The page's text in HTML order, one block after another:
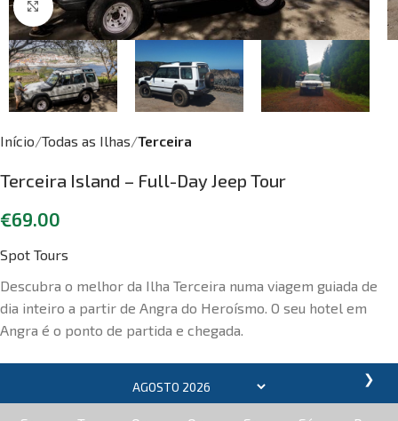
Click to enlarge
Início Todas as Ilhas Terceira
Terceira Island – Full-Day Jeep Tour
€69.00
Spot Tours
Descubra o melhor da Ilha Terceira numa viagem guiada de
dia inteiro a partir de Angra do Heroísmo. O seu hotel em
Angra é o ponto de partida e chegada.
❯